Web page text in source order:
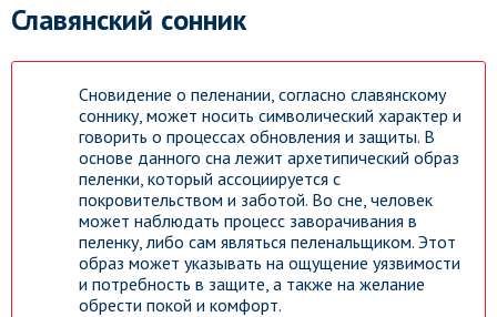
Славянский сонник
Сновидение о пеленании, согласно славянскому
соннику, может носить символический характер и
говорить о процессах обновления и защиты. В
основе данного сна лежит архетипический образ
пеленки, который ассоциируется с
покровительством и заботой. Во сне, человек
может наблюдать процесс заворачивания в
пеленку, либо сам являться пеленальщиком. Этот
образ может указывать на ощущение уязвимости
и потребность в защите, а также на желание
обрести покой и комфорт.